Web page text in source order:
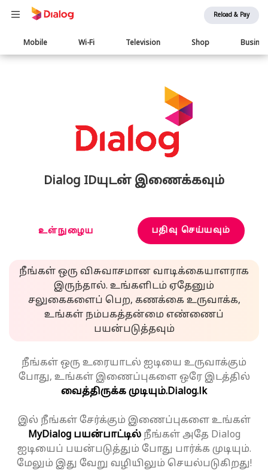
Reload & Pay
Main
navigation
Mobile Wi-Fi Television Shop
Dialog IDயுடன் இணைக்கவும்
உள்நுழைய பதிவு செய்யவும்
நீங்கள் ஒரு விசுவாசமான வாடிக்கையாளராக
இருந்தால். உங்களிடம் ஏதேனும்
சலுகைகளைப் பெற, கணக்கை உருவாக்க,
உங்கள் நம்பகத்தன்மை எண்ணைப்
பயன்படுத்தவும்
நீங்கள் ஒரு உரையாடல் ஐடியை உருவாக்கும்
போது, உங்கள் இணைப்புகளை ஒரே இடத்தில்
வைத்திருக்க முடியும்.Dialog.lk
இல் நீங்கள் சேர்க்கும் இணைப்புகளை உங்கள்
MyDialog பயன்பாட்டில்நீங்கள் அதே Dialog
ஐடியைப் பயன்படுத்தும் போது பார்க்க முடியும்.
மேலும் இது வேறு வழியிலும் செயல்படுகிறது!